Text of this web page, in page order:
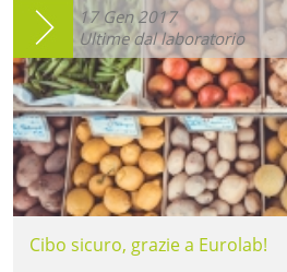
17 Gen 2017
Ultime dal laboratorio
Cibo sicuro, grazie a Eurolab!